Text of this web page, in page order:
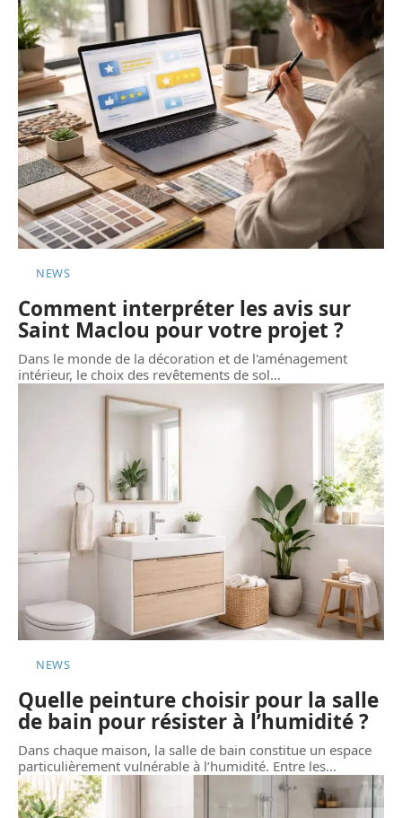
NEWS
Comment interpréter les avis sur
Saint Maclou pour votre projet ?
Dans le monde de la décoration et de l'aménagement
intérieur, le choix des revêtements de sol…
NEWS
Quelle peinture choisir pour la salle
de bain pour résister à l’humidité ?
Dans chaque maison, la salle de bain constitue un espace
particulièrement vulnérable à l’humidité. Entre les…